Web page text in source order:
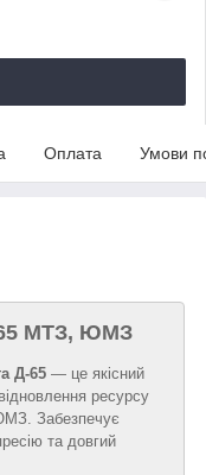
Оплата Умови
МТЗ, ЮМЗ
Д-65 — це якісний
ресурсу
Забезпечує
та довгий